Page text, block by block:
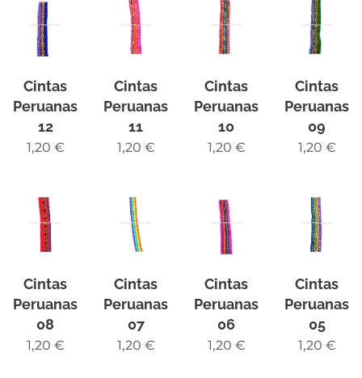
Cintas
Peruanas
12
1,20 €
Cintas
Peruanas
11
1,20 €
Cintas
Peruanas
10
1,20 €
Cintas
Peruanas
09
1,20 €
Cintas
Peruanas
08
1,20 €
Cintas
Peruanas
07
1,20 €
Cintas
Peruanas
06
1,20 €
Cintas
Peruanas
05
1,20 €